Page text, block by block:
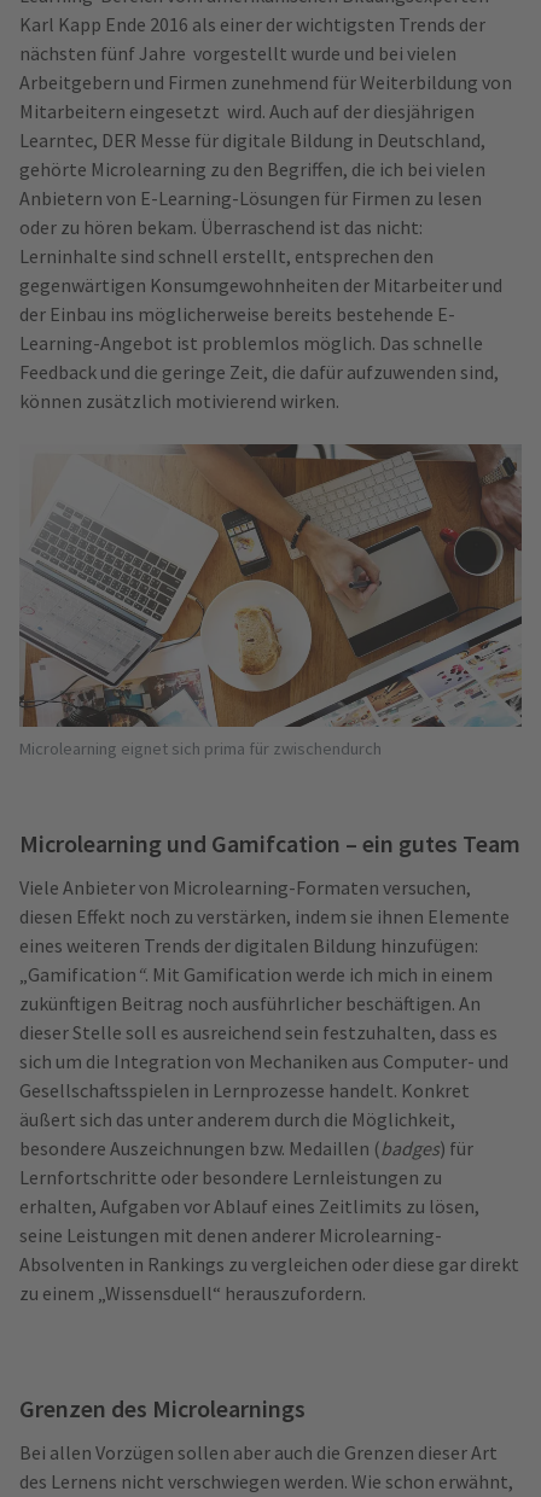
Karl Kapp Ende 2016 als einer der wichtigsten Trends der
nächsten fünf Jahre vorgestellt wurde und bei vielen
Arbeitgebern und Firmen zunehmend für Weiterbildung von
Mitarbeitern eingesetzt wird. Auch auf der diesjährigen
Learntec, DER Messe für digitale Bildung in Deutschland,
gehörte Microlearning zu den Begriffen, die ich bei vielen
Anbietern von E-Learning-Lösungen für Firmen zu lesen
oder zu hören bekam. Überraschend ist das nicht:
Lerninhalte sind schnell erstellt, entsprechen den
gegenwärtigen Konsumgewohnheiten der Mitarbeiter und
der Einbau ins möglicherweise bereits bestehende E-
Learning-Angebot ist problemlos möglich. Das schnelle
Feedback und die geringe Zeit, die dafür aufzuwenden sind,
können zusätzlich motivierend wirken.
Microlearning eignet sich prima für zwischendurch
Microlearning und Gamifcation – ein gutes Team
Viele Anbieter von Microlearning-Formaten versuchen,
diesen Effekt noch zu verstärken, indem sie ihnen Elemente
eines weiteren Trends der digitalen Bildung hinzufügen:
„Gamification “. Mit Gamification werde ich mich in einem
zukünftigen Beitrag noch ausführlicher beschäftigen. An
dieser Stelle soll es ausreichend sein festzuhalten, dass es
sich um die Integration von Mechaniken aus Computer- und
Gesellschaftsspielen in Lernprozesse handelt. Konkret
äußert sich das unter anderem durch die Möglichkeit,
besondere Auszeichnungen bzw. Medaillen (badges) für
Lernfortschritte oder besondere Lernleistungen zu
erhalten, Aufgaben vor Ablauf eines Zeitlimits zu lösen,
seine Leistungen mit denen anderer Microlearning-
Absolventen in Rankings zu vergleichen oder diese gar direkt
zu einem „Wissensduell“ herauszufordern.
Grenzen des Microlearnings
Bei allen Vorzügen sollen aber auch die Grenzen dieser Art
des Lernens nicht verschwiegen werden. Wie schon erwähnt,